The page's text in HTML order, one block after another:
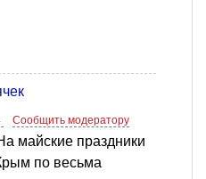
Сообщить модератору
майские праздники
по весьма